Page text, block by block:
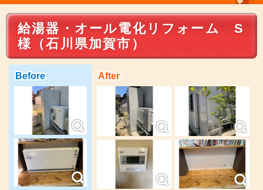
給湯器・オール電化リフォーム S
様（石川県加賀市）
Before After